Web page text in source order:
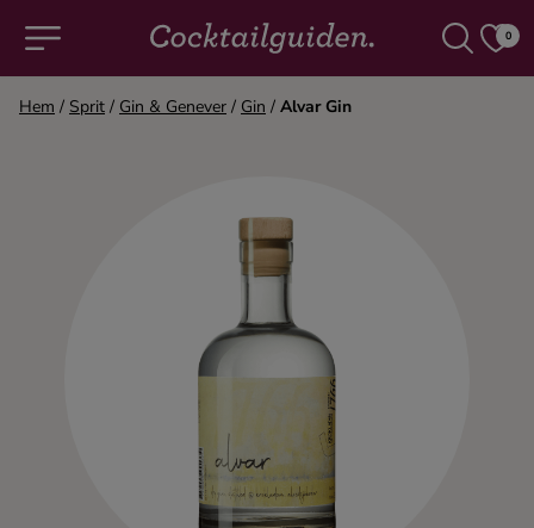
0
Alla cocktails & drinkar
Hem / Sprit / Gin & Genever / Gin / Alvar Gin